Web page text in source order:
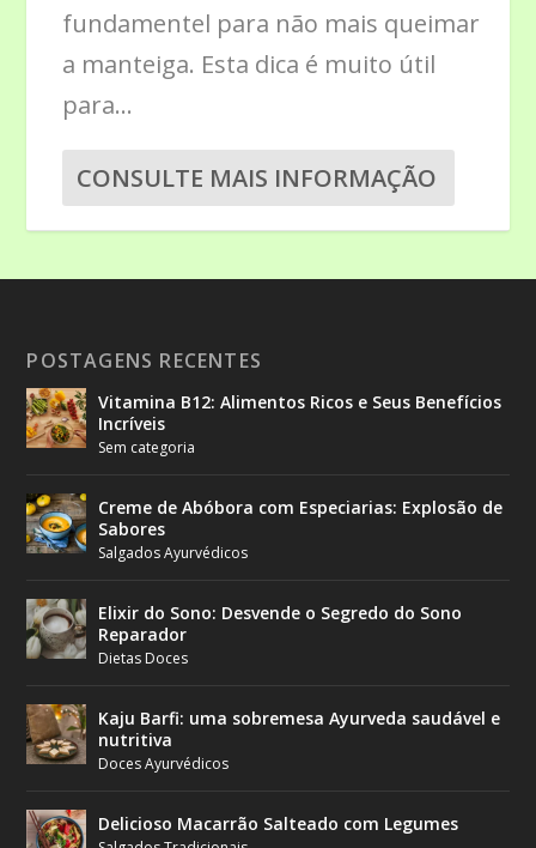
fundamentel para não mais queimar
a manteiga. Esta dica é muito útil
para...
CONSULTE MAIS INFORMAÇÃO
POSTAGENS RECENTES
Vitamina B12: Alimentos Ricos e Seus Benefícios
Incríveis
Sem categoria
Creme de Abóbora com Especiarias: Explosão de
Sabores
Salgados Ayurvédicos
Elixir do Sono: Desvende o Segredo do Sono
Reparador
Dietas Doces
Kaju Barfi: uma sobremesa Ayurveda saudável e
nutritiva
Doces Ayurvédicos
Delicioso Macarrão Salteado com Legumes